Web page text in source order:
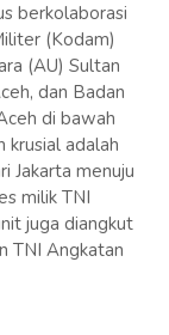
berkolaborasi
(Kodam)
(AU) Sultan
dan Badan
di bawah
krusial adalah
Jakarta menuju
milik TNI
juga diangkut
TNI Angkatan